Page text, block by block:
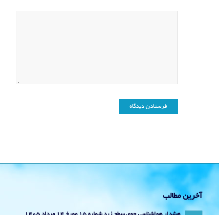
آخرین مطالب